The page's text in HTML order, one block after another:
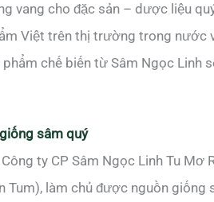
vang cho đặc sản – dược liệu
Việt trên thị trường trong nước
chế biến từ Sâm Ngọc
sâm quý
ty CP Sâm Ngọc Linh Tu
Tum), làm chủ được nguồn